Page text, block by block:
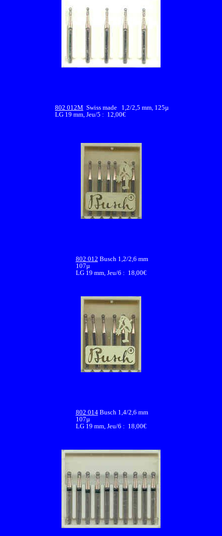
802 012M Swiss made 1,2/2,5 mm, 125µ
LG 19 mm, Jeu/5 : 12,00€
802 012 Busch 1,2/2,6 mm
107µ
LG 19 mm, Jeu/6 : 18,00€
802 014Busch 1,4/2,6 mm
107µ
LG 19 mm, Jeu/6 : 18,00€